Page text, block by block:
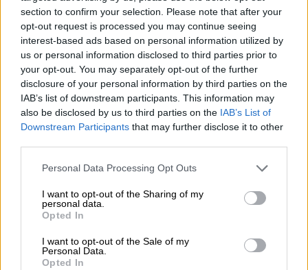
section to confirm your selection. Please note that after your
opt-out request is processed you may continue seeing
interest-based ads based on personal information utilized by
us or personal information disclosed to third parties prior to
your opt-out. You may separately opt-out of the further
disclosure of your personal information by third parties on the
IAB’s list of downstream participants. This information may
also be disclosed by us to third parties on the IAB’s List of
Downstream Participants that may further disclose it to other
Please note that this website/app uses one or more Google
not limited to your visit or usage behaviour. You may click to
grant or deny consent to Google and its third-party tags to
use your data for below specified purposes in below Google
consent section.
Personal Data Processing Opt Outs
I want to opt-out of the Sharing of my
personal data.
Opted In
I want to opt-out of the Sale of my
Personal Data.
Opted In
στο διαδίκτυο- μέχρι τώρα. Με αφορμή τον
εορτασμό της Ημέρας Motorhead (8η Μαΐου)
η διασκευή είναι πλέον διαθέσιμη σε όλες
τις πλατφόρμες streaming.